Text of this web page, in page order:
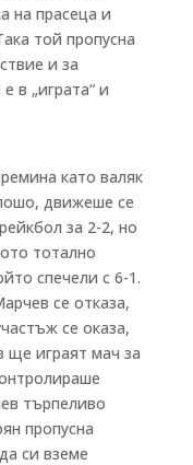
на прасеца и
той пропусна
и за
в „играта“ и
като валяк
движеше се
за 2-2, но
тотално
спечели с 6-1.
се отказа,
се оказа,
ще играят мач за
търпеливо
пропусна
си вземе